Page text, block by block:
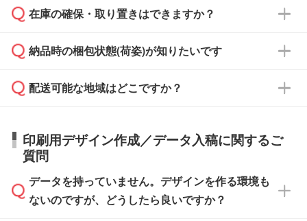
校や幼稚園・保育園であれば、同様の条件でご
ご希望の際は担当スタッフまでお気軽にご相談
ください。
たは注文フォームの『ご注文に関する備考欄』
ご入金確認後、1～2営業日で出荷いたしま
タッフまでお問い合わせください。
ル」に注文予定日をご入力いただくと、おおよ
その締切日や出荷目安をご確認いただけます。
ご希望の納期がある場合は、お問い合わせ・お
い。
応が可能かご案内いたします。
す。>>対象商品はこちら
※最短出荷日は商品によって異なります。各商
品ページにてご確認ください
在庫の確保・取り置きはできますか？
ご入金確認後に在庫を確保し、注文確定のご連
はできかねますので予めご了承ください。
納品時の梱包状態(荷姿)が知りたいです
商品によって異なります。各ページにある商品
す。(白箱、化粧箱、ブリスターパックなど)
【袋入り】 商品がひとつずつ袋に入っていま
す。(透明袋、デザイン袋など)
【個包装なし】 個包装がされていない状態で
配送可能な地域はどこですか？
直接納品は行っておりませんので予めご了承く
ださい。
印刷用デザイン作成／データ入稿に関するご
質問
データを持っていません。デザインを作る環境も
ないのですが、どうしたら良いですか？